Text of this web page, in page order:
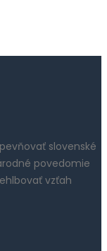
slovenské
povedomie
vzťah